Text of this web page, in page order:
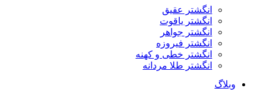
انگشتر عقیق
انگشتر یاقوت
انگشتر جواهر
انگشتر فیروزه
انگشتر خطی و کهنه
انگشتر طلا مردانه
وبلاگ